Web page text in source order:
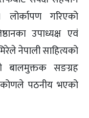
लोर्कापण गरिएको
उपाध्यक्ष एवं
नेपाली साहित्यको
बालमुक्तक सङग्रह
पठनीय भएको